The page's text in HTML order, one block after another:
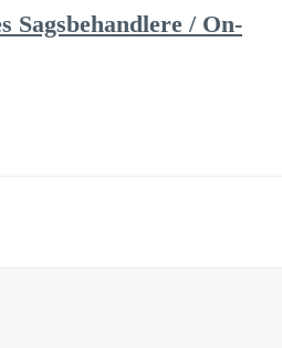
Sagsbehandlere / On-